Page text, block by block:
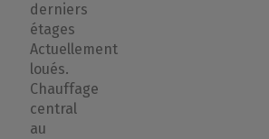
derniers
étages
Actuellement
loués.
Chauffage
central
au